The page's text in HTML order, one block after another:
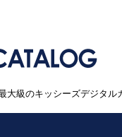
大級のキッシーズデジタル